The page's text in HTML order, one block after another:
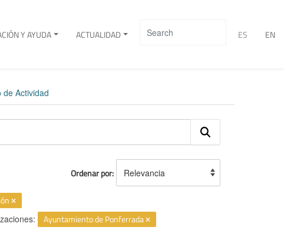
ES EN
Y AYUDA ACTUALIDAD
de Actividad
Ordenar por
Ayuntamiento de Ponferrada